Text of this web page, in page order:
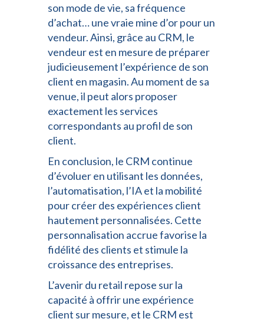
son mode de vie, sa fréquence
d’achat… une vraie mine d’or pour un
vendeur. Ainsi, grâce au CRM, le
vendeur est en mesure de préparer
judicieusement l’expérience de son
client en magasin. Au moment de sa
venue, il peut alors proposer
exactement les services
correspondants au profil de son
client.
En conclusion, le CRM continue
d’évoluer en utilisant les données,
l’automatisation, l’IA et la mobilité
pour créer des expériences client
hautement personnalisées. Cette
personnalisation accrue favorise la
fidélité des clients et stimule la
croissance des entreprises.
L’avenir du retail repose sur la
capacité à offrir une expérience
client sur mesure, et le CRM est